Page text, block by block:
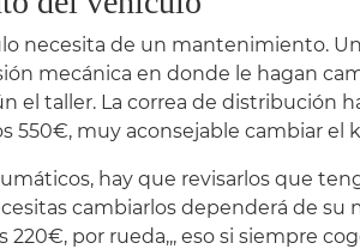
necesita de un mantenimiento.
mecánica en donde le hagan
el taller. La correa de distribución
550€, muy aconsejable cambiar el
hay que revisarlos que
cambiarlos dependerá de
220€, por rueda,,, eso si siempre